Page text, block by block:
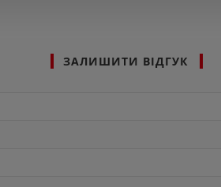
ЗАЛИШИТИ ВІДГУК